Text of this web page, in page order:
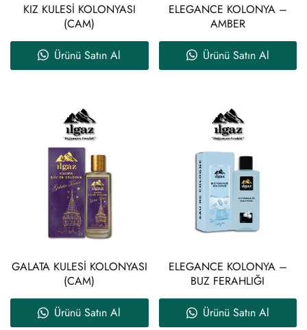
KIZ KULESİ KOLONYASI
(CAM)
Ürünü Satın Al
ELEGANCE KOLONYA –
AMBER
Ürünü Satın Al
GALATA KULESİ KOLONYASI
(CAM)
Ürünü Satın Al
ELEGANCE KOLONYA –
BUZ FERAHLIĞI
Ürünü Satın Al